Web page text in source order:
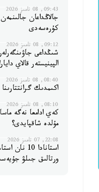
09:43, 08 تامىز 2026
جالاڭداعان
كۇرەسەدى
09:12, 08 تامىز 2026
شىڭداعى
الپينيستەر قالاي
08:40, 08 تامىز 2026
اكىمدىك
08:10, 08 تامىز 2026
كەي ادامعا نەگە
مۇلدە شاقپايدى؟
22:08, 07 تامىز 2026
استانادا
ورتالىق جىلۋ